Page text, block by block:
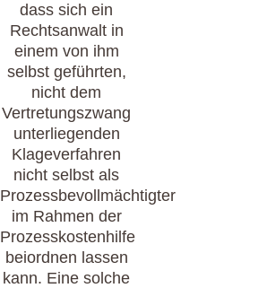
dass sich ein
Rechtsanwalt in
einem von ihm
selbst geführten,
nicht dem
Vertretungszwang
unterliegenden
Klageverfahren
nicht selbst als
Prozessbevollmächtigter
im Rahmen der
Prozesskostenhilfe
beiordnen lassen
kann. Eine solche